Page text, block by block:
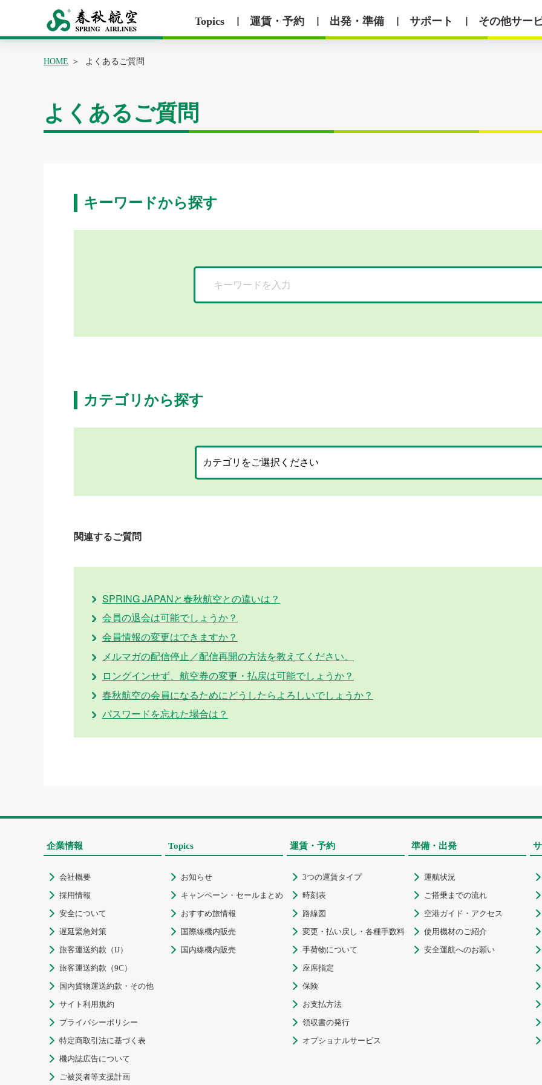
Topics 運賃・予約 出発・準備 サポート その他サー
HOME よくあるご質問
よくあるご質問
キーワードから探す
カテゴリから探す
関連するご質問
SPRING JAPANと春秋航空との違いは？
会員の退会は可能でしょうか？
会員情報の変更はできますか？
メルマガの配信停止／配信再開の方法を教えてください。
ロングインせず、航空券の変更・払戻は可能でしょうか？
春秋航空の会員になるためにどうしたらよろしいでしょうか？
パスワードを忘れた場合は？
企業情報
 会社概要
 採用情報
 安全について
 遅延緊急対策
 旅客運送約款（IJ）
 旅客運送約款（9C）
 国内貨物運送約款・その他
 サイト利用規約
 プライバシーポリシー
 特定商取引法に基づく表
 機内誌広告について
 ご被災者等支援計画
Topics
 お知らせ
 キャンペーン・セールまとめ
 おすすめ旅情報
 国際線機内販売
 国内線機内販売
運賃・予約
 3つの運賃タイプ
 時刻表
 路線図
 変更・払い戻し・各種手数料
 手荷物について
 座席指定
 保険
 お支払方法
 領収書の発行
 オプショナルサービス
準備・出発
 運航状況
 ご搭乗までの流れ
 空港ガイド・アクセス
 使用機材のご紹介
 安全運航へのお願い









